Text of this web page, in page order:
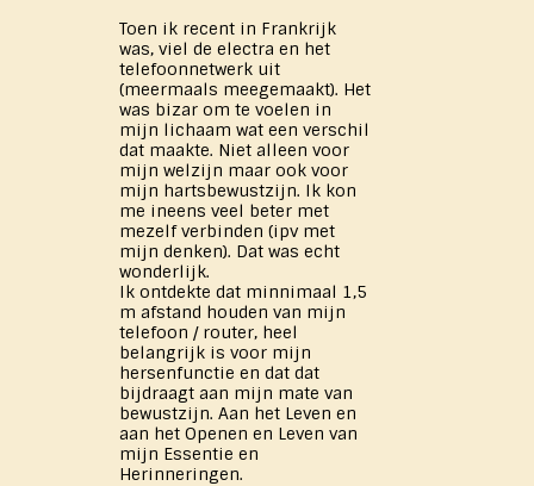
Toen ik recent in Frankrijk
was, viel de electra en het
telefoonnetwerk uit
(meermaals meegemaakt). Het
was bizar om te voelen in
mijn lichaam wat een verschil
dat maakte. Niet alleen voor
mijn welzijn maar ook voor
mijn hartsbewustzijn. Ik kon
me ineens veel beter met
mezelf verbinden (ipv met
mijn denken). Dat was echt
wonderlijk.
Ik ontdekte dat minnimaal 1,5
m afstand houden van mijn
telefoon / router, heel
belangrijk is voor mijn
hersenfunctie en dat dat
bijdraagt aan mijn mate van
bewustzijn. Aan het Leven en
aan het Openen en Leven van
mijn Essentie en
Herinneringen.